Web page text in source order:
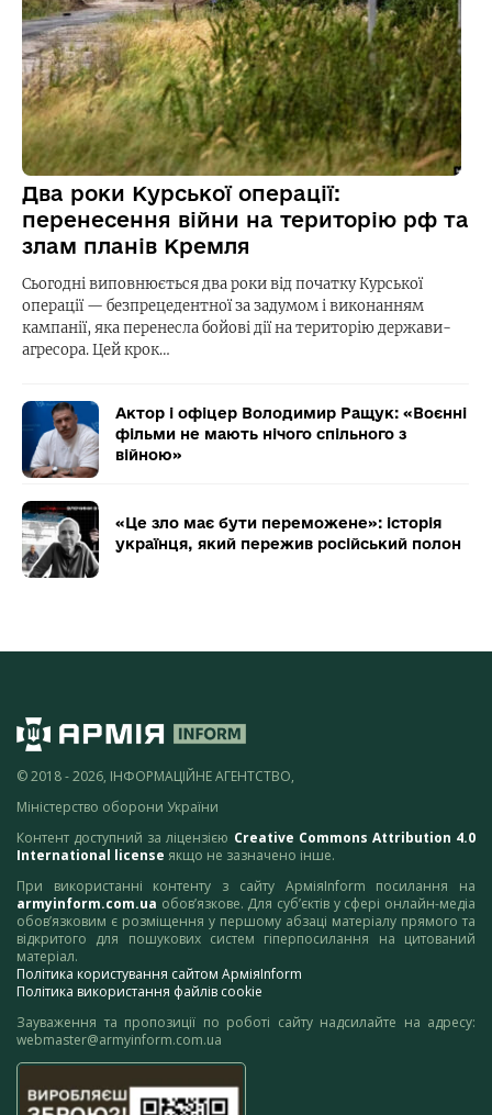
Два роки Курської операції:
перенесення війни на територію рф та
злам планів Кремля
Сьогодні виповнюється два роки від початку Курської
операції — безпрецедентної за задумом і виконанням
кампанії, яка перенесла бойові дії на територію держави-
агресора. Цей крок…
Актор і офіцер Володимир Ращук: «Воєнні
фільми не мають нічого спільного з
війною»
«Це зло має бути переможене»: історія
українця, який пережив російський полон
© 2018 - 2026, ІНФОРМАЦІЙНЕ АГЕНТСТВО,
Міністерство оборони України
Контент доступний за ліцензією Creative Commons Attribution 4.0
International license якщо не зазначено інше.
При використанні контенту з сайту АрміяInform посилання на
armyinform.com.ua обов’язкове. Для суб’єктів у сфері онлайн-медіа
обов’язковим є розміщення у першому абзаці матеріалу прямого та
відкритого для пошукових систем гіперпосилання на цитований
матеріал.
Політика користування сайтом АрміяInform
Політика використання файлів cookie
Зауваження та пропозиції по роботі сайту надсилайте на адресу:
webmaster@armyinform.com.ua